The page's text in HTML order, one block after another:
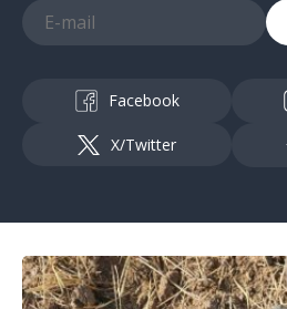
Facebook
X/Twitter